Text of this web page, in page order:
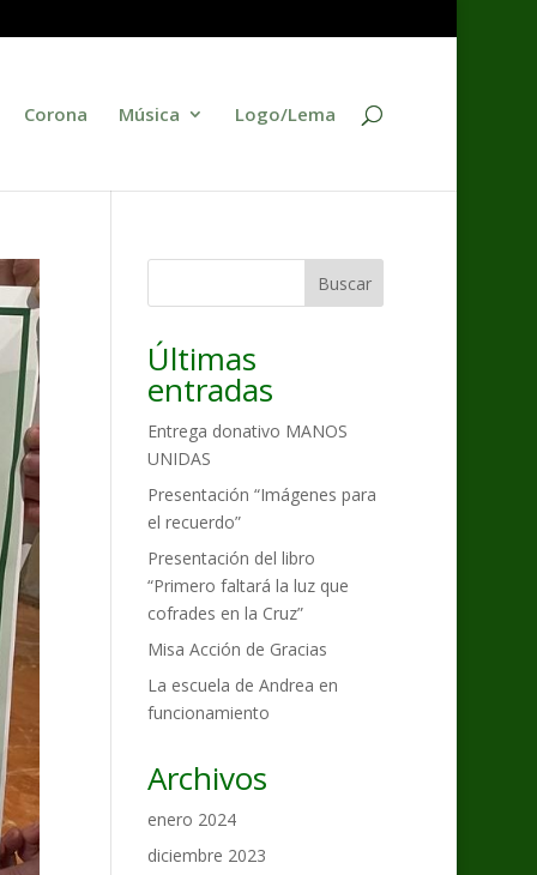
Corona Música Logo/Lema
Buscar
Últimas
entradas
Entrega donativo MANOS
UNIDAS
Presentación “Imágenes para
el recuerdo”
Presentación del libro
“Primero faltará la luz que
cofrades en la Cruz”
Misa Acción de Gracias
La escuela de Andrea en
funcionamiento
Archivos
enero 2024
diciembre 2023